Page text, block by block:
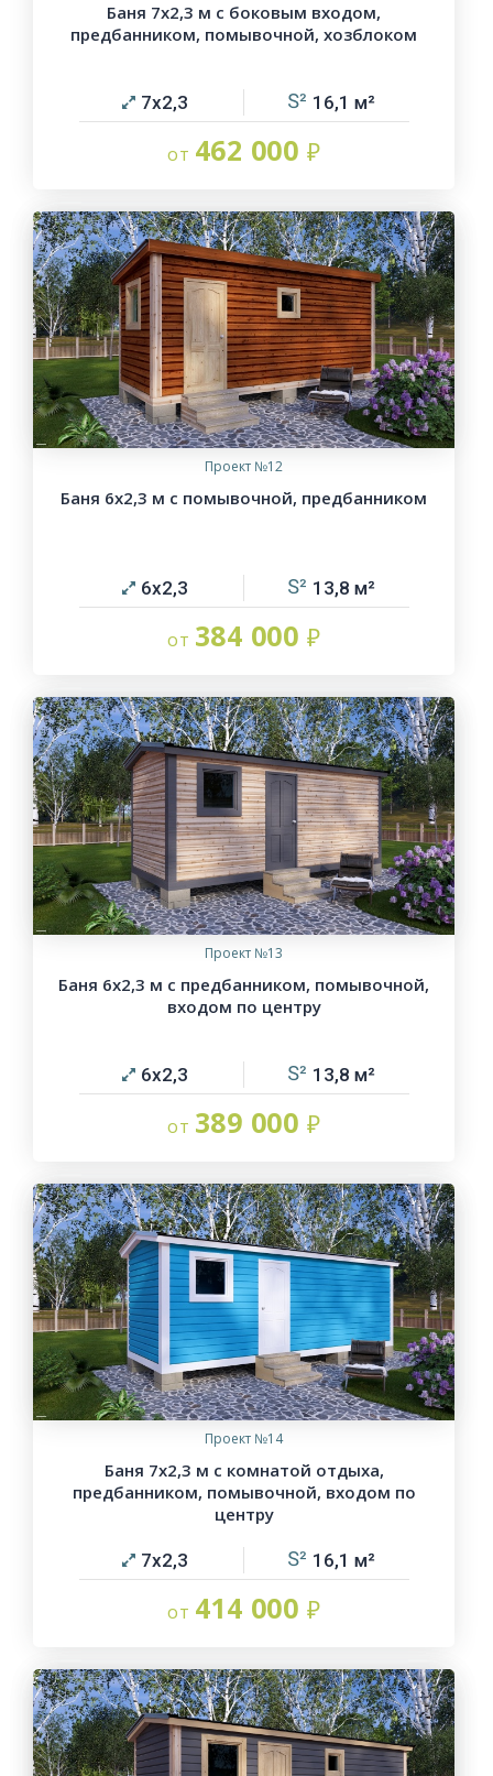
Баня 7х2,3 м с боковым входом,
предбанником, помывочной, хозблоком
7х2,3 16,1
462 000
Проект №12
Баня 6х2,3 м с помывочной, предбанником
6х2,3 13,8
384 000
Проект №13
Баня 6х2,3 м с предбанником, помывочной,
входом по центру
6х2,3 13,8
389 000
Проект №14
Баня 7х2,3 м с комнатой отдыха,
предбанником, помывочной, входом по
центру
7х2,3 16,1
414 000